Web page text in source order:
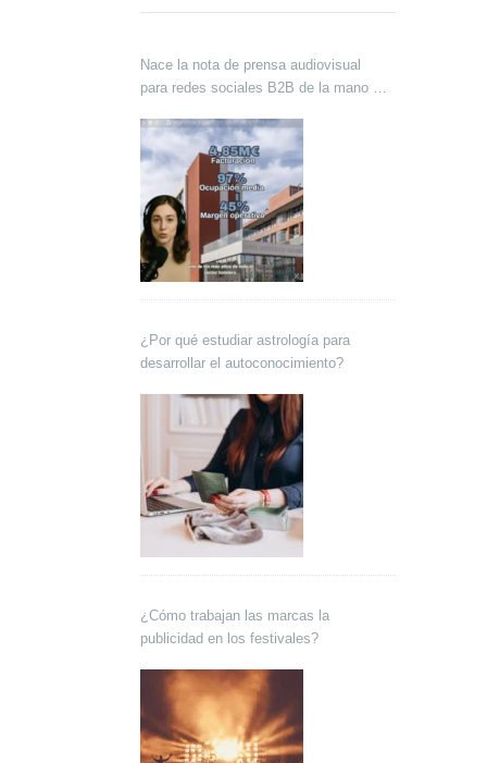
Nace la nota de prensa audiovisual
para redes sociales B2B de la mano de
¿Por qué estudiar astrología para
desarrollar el autoconocimiento?
¿Cómo trabajan las marcas la
publicidad en los festivales?